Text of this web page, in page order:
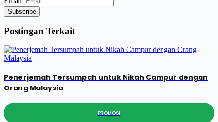
Subscribe
Postingan Terkait
Penerjemah Tersumpah untuk Nikah Campur dengan
Orang Malaysia
PROMOSI